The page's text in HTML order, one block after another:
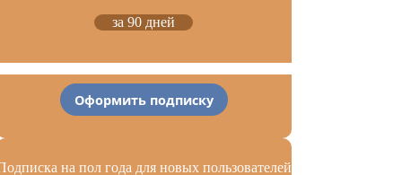
за 90 дней
Оформить подписку
на пол года для новых пользователей